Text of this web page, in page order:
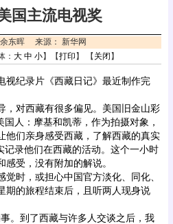
国主流电视奖
余东晖 来源： 新华网
： 大 中 小】【打印 】 【 关闭 】
纪录片《西藏日记》最近制作完
对西藏有很多偏见。美国旧金山彩
人：摩基和凯蒂，作为拍摄对象，
他们亲身感受西藏，了解西藏的真实
记录他们在西藏的活动。这个一小时
受，没有附加的解说。
时，或担心中国官方淡化、同化、
期的旅程结束后，且听两人现身说
。到了西藏与许多人交谈之后，我